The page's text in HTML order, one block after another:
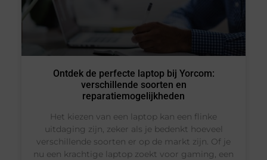
Ontdek de perfecte laptop bij Yorcom:
verschillende soorten en
reparatiemogelijkheden
Het kiezen van een laptop kan een flinke
uitdaging zijn, zeker als je bedenkt hoeveel
verschillende soorten er op de markt zijn. Of je
nu een krachtige laptop zoekt voor gaming, een